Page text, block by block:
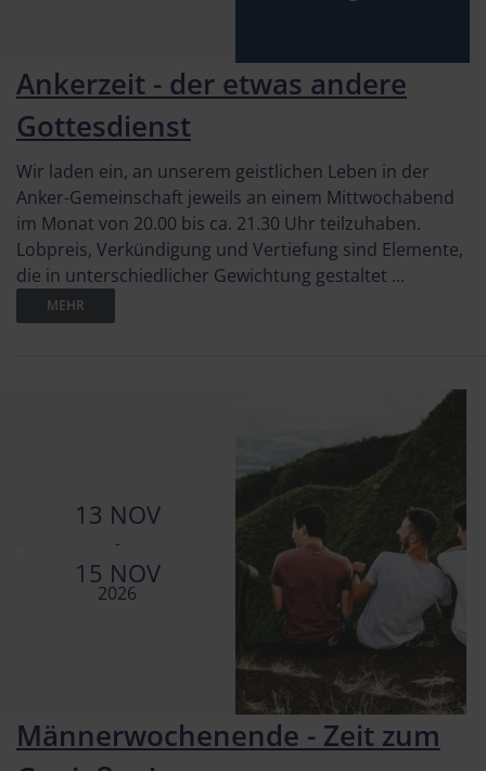
Ankerzeit - der etwas andere
Gottesdienst
Wir laden ein, an unserem geistlichen Leben in der
Anker-Gemeinschaft jeweils an einem Mittwochabend
im Monat von 20.00 bis ca. 21.30 Uhr teilzuhaben.
Lobpreis, Verkündigung und Vertiefung sind Elemente,
die in unterschiedlicher Gewichtung gestaltet ...
MEHR
13 NOV
-
15 NOV
2026
Männerwochenende - Zeit zum